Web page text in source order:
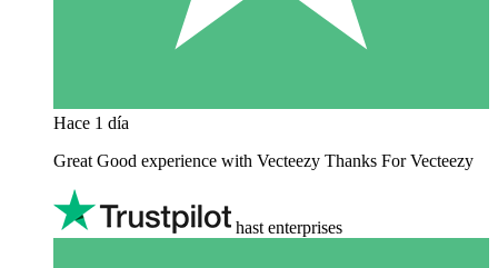
Hace 1 día
Great Good experience with Vecteezy Thanks For Vecteezy
hast enterprises